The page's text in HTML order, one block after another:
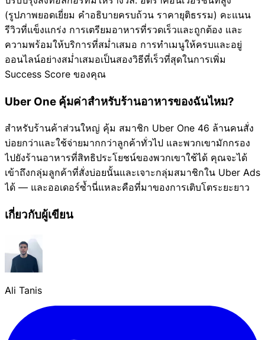
(รูปภาพยอดเยี่ยม คำอธิบายครบถ้วน ราคายุติธรรม) คะแนน
รีวิวที่แข็งแกร่ง การเตรียมอาหารที่รวดเร็วและถูกต้อง และ
ความพร้อมให้บริการที่สม่ำเสมอ การทำเมนูให้ครบและอยู่
ออนไลน์อย่างสม่ำเสมอเป็นสองวิธีที่เร็วที่สุดในการเพิ่ม
Success Score ของคุณ
Uber One คุ้มค่าสำหรับร้านอาหารของฉันไหม?
สำหรับร้านค้าส่วนใหญ่ คุ้ม สมาชิก Uber One 46 ล้านคนสั่ง
บ่อยกว่าและใช้จ่ายมากกว่าลูกค้าทั่วไป และพวกเขามักกรอง
ไปยังร้านอาหารที่สิทธิประโยชน์ของพวกเขาใช้ได้ คุณจะได้
เข้าถึงกลุ่มลูกค้าที่สั่งบ่อยนั้นและเจาะกลุ่มสมาชิกใน Uber Ads
ได้ — และออเดอร์ซ้ำนี่แหละคือที่มาของการเติบโตระยะยาว
เกี่ยวกับผู้เขียน
Ali Tanis